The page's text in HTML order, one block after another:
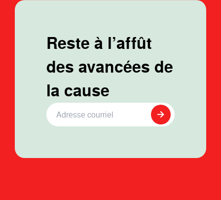
Reste à l’affût
des avancées de
la cause
Adresse Courriel